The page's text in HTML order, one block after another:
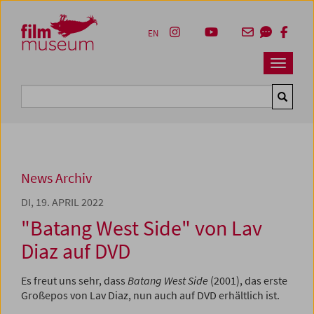
Zum Inhalt
Zum Hauptmenü
Zur Servicenavigation
Zum Suche
Navbar
EN
News Archiv
DI, 19. APRIL 2022
"Batang West Side" von Lav
Diaz auf DVD
Es freut uns sehr, dass Batang West Side (2001), das erste
Großepos von Lav Diaz, nun auch auf DVD erhältlich ist.